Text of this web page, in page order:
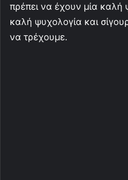
πρέπει να έχουν μία καλή
καλή ψυχολογία και
να τρέχουμε.